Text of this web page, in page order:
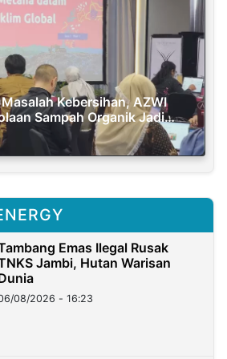
Kebersihan, AZWI
Sampah Organik Jadi
Emas Ilegal Rusak
Jambi, Hutan Warisan
08/2026 - 16:23